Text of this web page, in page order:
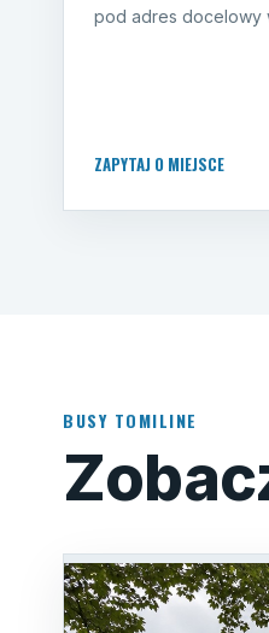
pod adres docelowy
ZAPYTAJ O MIEJSCE
BUSY TOMILINE